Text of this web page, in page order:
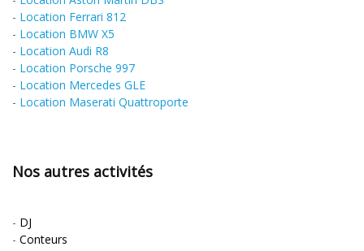
- Location Ferrari 812
- Location BMW X5
- Location Audi R8
- Location Porsche 997
- Location Mercedes GLE
- Location Maserati Quattroporte
Nos autres activités
- DJ
- Conteurs